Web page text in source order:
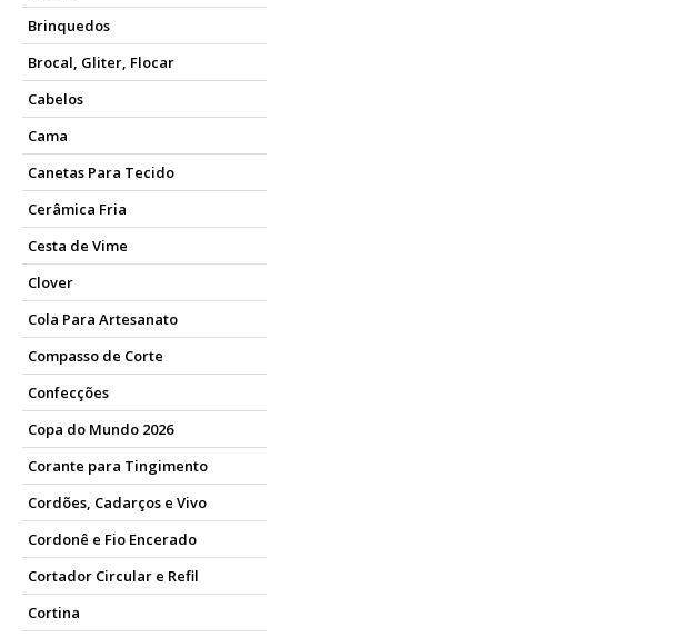
Brinquedos
Brocal, Gliter, Flocar
Cabelos
Cama
Canetas Para Tecido
Cerâmica Fria
Cesta de Vime
Clover
Cola Para Artesanato
Compasso de Corte
Confecções
Copa do Mundo 2026
Corante para Tingimento
Cordões, Cadarços e Vivo
Cordonê e Fio Encerado
Cortador Circular e Refil
Cortina